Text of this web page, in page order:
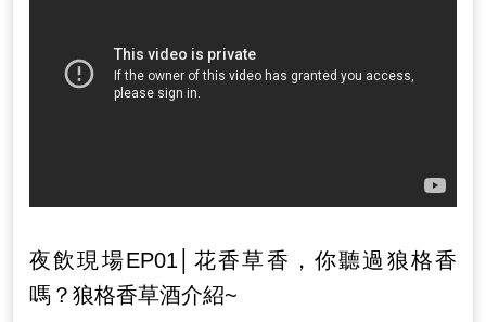
夜飲現場EP01│花香草香，你聽過狼格香
嗎？狼格香草酒介紹~